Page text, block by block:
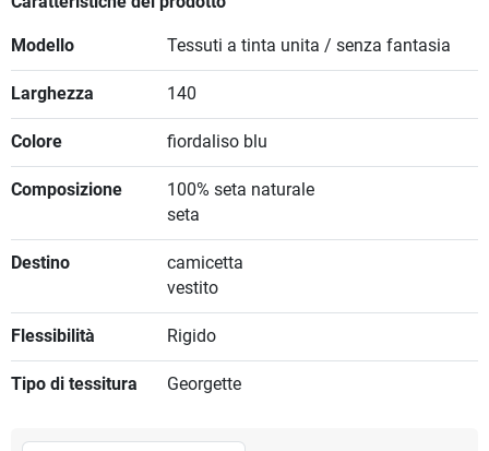
Modello Tessuti a tinta unita / senza fantasia
Larghezza 140
Colore fiordaliso blu
Composizione
100% seta naturale
seta
Destino
camicetta
vestito
Flessibilità Rigido
Tipo di tessitura Georgette